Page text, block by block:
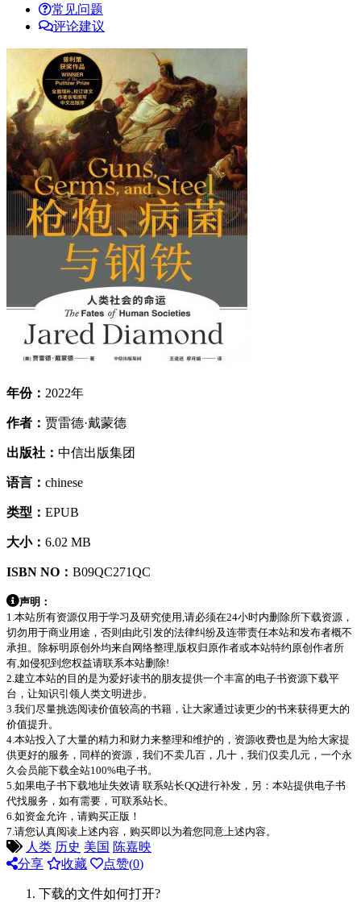
常见问题
评论建议
年份： 2022年
作者： 贾雷德·戴蒙德
出版社： 中信出版集团
语言： chinese
类型： EPUB
大小： 6.02 MB
ISBN NO： B09QC271QC
声明：
1.本站所有资源仅用于学习及研究使用,请必须在24小时内删除所下载资源，
切勿用于商业用途，否则由此引发的法律纠纷及连带责任本站和发布者概不
承担。除标明原创外均来自网络整理,版权归原作者或本站特约原创作者所
有,如侵犯到您权益请联系本站删除!
2.建立本站的目的是为爱好读书的朋友提供一个丰富的电子书资源下载平
台，让知识引领人类文明进步。
3.我们尽量挑选阅读价值较高的书籍，让大家通过读更少的书来获得更大的
价值提升。
4.本站投入了大量的精力和财力来整理和维护的，资源收费也是为给大家提
供更好的服务，同样的资源，我们不卖几百，几十，我们仅卖几元，一个永
久会员能下载全站100%电子书。
5.如果电子书下载地址失效请 联系站长QQ进行补发，另：本站提供电子书
代找服务，如有需要，可联系站长。
6.如资金允许，请购买正版！
7.请您认真阅读上述内容，购买即以为着您同意上述内容。
人类 历史 美国 陈嘉映
分享
收藏 点赞(0)
下载的文件如何打开?